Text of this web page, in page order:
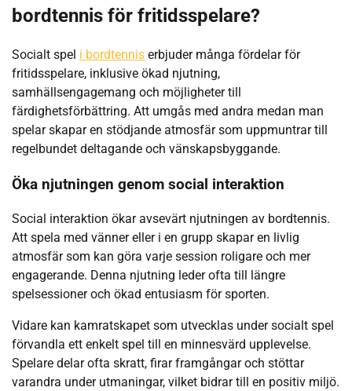
bordtennis för fritidsspelare?
Socialt spel i bordtennis erbjuder många fördelar för
fritidsspelare, inklusive ökad njutning,
samhällsengagemang och möjligheter till
färdighetsförbättring. Att umgås med andra medan man
spelar skapar en stödjande atmosfär som uppmuntrar till
regelbundet deltagande och vänskapsbyggande.
Öka njutningen genom social interaktion
Social interaktion ökar avsevärt njutningen av bordtennis.
Att spela med vänner eller i en grupp skapar en livlig
atmosfär som kan göra varje session roligare och mer
engagerande. Denna njutning leder ofta till längre
spelsessioner och ökad entusiasm för sporten.
Vidare kan kamratskapet som utvecklas under socialt spel
förvandla ett enkelt spel till en minnesvärd upplevelse.
Spelare delar ofta skratt, firar framgångar och stöttar
varandra under utmaningar, vilket bidrar till en positiv miljö.